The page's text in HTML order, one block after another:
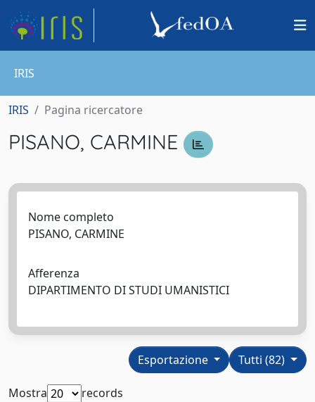
IRIS
IRIS Pagina ricercatore
PISANO, CARMINE
Nome completo
PISANO, CARMINE
Afferenza
DIPARTIMENTO DI STUDI UMANISTICI
Tutti (82)
Esportazione
Mostra
records